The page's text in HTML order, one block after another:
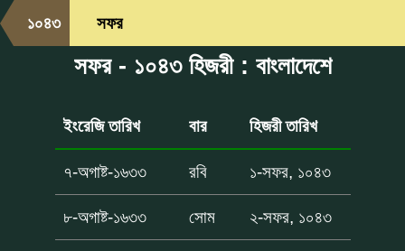
১০৪৩ সফর
সফর - ১০৪৩ হিজরী : বাংলাদেশে
ইংরেজি তারিখ বার হিজরী তারিখ
৭-অগাষ্ট-১৬৩৩ রবি ১-সফর, ১০৪৩
৮-অগাষ্ট-১৬৩৩ সোম ২-সফর, ১০৪৩